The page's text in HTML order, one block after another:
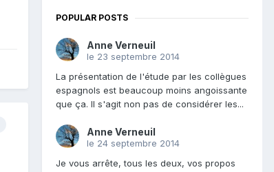
POPULAR POSTS
Anne Verneuil
le 23 septembre 2014
La présentation de l'étude par les collègues
espagnols est beaucoup moins angoissante
que ça. Il s'agit non pas de considérer les...
Anne Verneuil
le 24 septembre 2014
Je vous arrête, tous les deux, vos propos